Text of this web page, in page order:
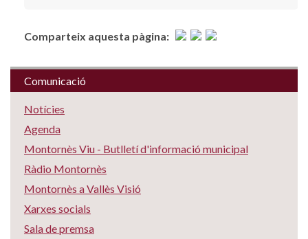
Comparteix aquesta pàgina:
Comunicació
Notícies
Agenda
Montornès Viu - Butlletí d'informació municipal
Ràdio Montornès
Montornès a Vallès Visió
Xarxes socials
Sala de premsa